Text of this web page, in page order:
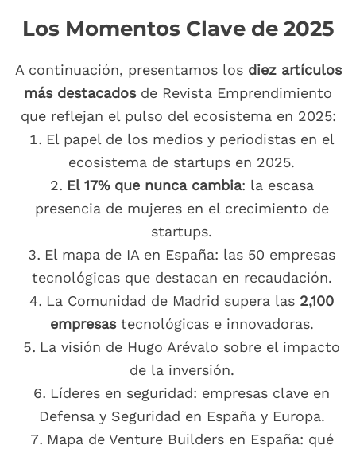
Los Momentos Clave de 2025
A continuación, presentamos los diez artículos
más destacadosde Revista Emprendimiento
que reflejan el pulso del ecosistema en 2025:
El papel de los medios y periodistas en el
ecosistema de startups en 2025.
El 17% que nunca cambia: la escasa
presencia de mujeres en el crecimiento de
startups.
El mapa de IA en España: las 50 empresas
tecnológicas que destacan en recaudación.
La Comunidad de Madrid supera las 2,100
empresastecnológicas e innovadoras.
La visión de Hugo Arévalo sobre el impacto
de la inversión.
Líderes en seguridad: empresas clave en
Defensa y Seguridad en España y Europa.
Mapa de Venture Builders en España: qué